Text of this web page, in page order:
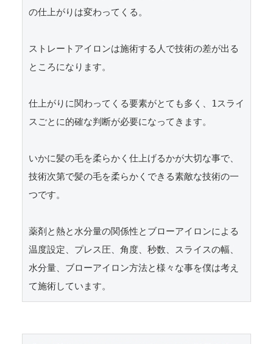
の仕上がりは変わってくる。
ストレートアイロンは施術する人で技術の差が出る
ところになります。
仕上がりに関わってくる要素がとても多く、1スライ
スごとに的確な判断が必要になってきます。
いかに髪の毛を柔らかく仕上げるかが大切な事で、
技術次第で髪の毛を柔らかくできる素敵な技術の一
つです。
薬剤と熱と水分量の関係性とブローアイロンによる
温度設定、プレス圧、角度、秒数、スライスの幅、
水分量、ブローアイロン方法と様々な事を僕は考え
て施術しています。